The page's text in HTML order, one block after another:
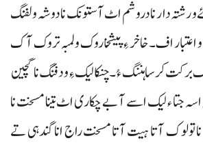
دار نا دروشم اٹ آستونک نا دوشہ ولفنگ
اف۔ خاخر ءِ پیشخاروک و لمبہ تروک آک
کرسا ہننگ ءُ۔ چنکا لیک ءِ ودفنگ نا گچین
ء لیک اسے آ بے چکاری اٹ تینا مسخت نا
نا تولوک آتا ہیت آتا مسخت راج انا گندہی تے